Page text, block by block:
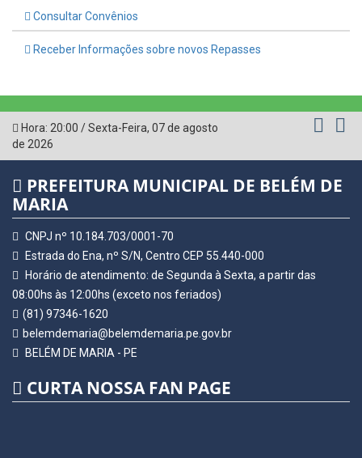
Consultar Convênios
Receber Informações sobre novos Repasses
Hora: 20:00 /Sexta-Feira, 07 de agosto
de 2026
PREFEITURA MUNICIPAL DE BELÉM DE
MARIA
CNPJ nº 10.184.703/0001-70
Estrada do Ena, nº S/N, Centro CEP 55.440-000
Horário de atendimento: de Segunda à Sexta, a partir das
08:00hs às 12:00hs (exceto nos feriados)
(81) 97346-1620
belemdemaria@belemdemaria.pe.gov.br
BELÉM DE MARIA - PE
CURTA NOSSA FAN PAGE